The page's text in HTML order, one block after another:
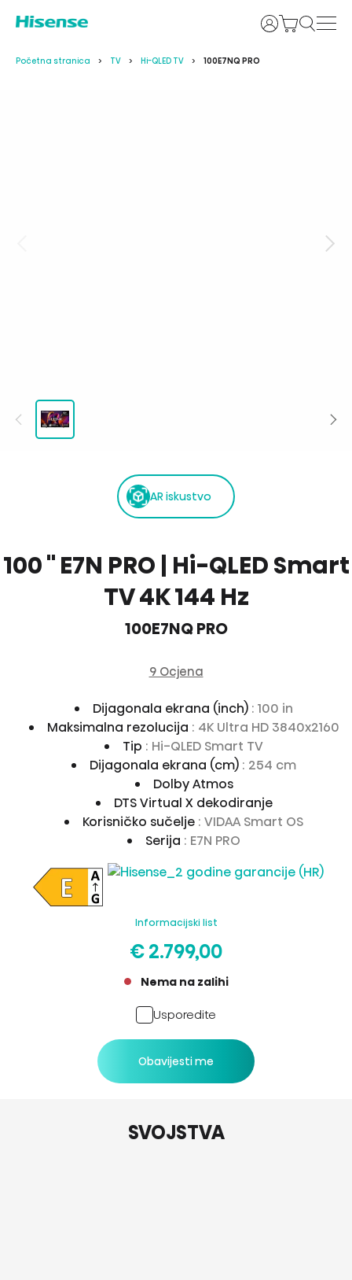
Prijava
Početna stranica TV Hi-QLED TV 100E7NQ PRO
AR iskustvo
100 '' E7N PRO | Hi-QLED Smart
TV 4K 144 Hz
100E7NQ PRO
9 Ocjena
Dijagonala ekrana (inch) : 100 in
Maksimalna rezolucija : 4K Ultra HD 3840x2160
Tip : Hi-QLED Smart TV
Dijagonala ekrana (cm) : 254 cm
Dolby Atmos
DTS Virtual X dekodiranje
Korisničko sučelje : VIDAA Smart OS
Serija : E7N PRO
Informacijski list
€ 2.799,00
Nema na zalihi
Usporedite
Obavijesti me
SVOJSTVA